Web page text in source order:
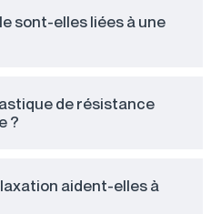
sont-elles liées à une
de résistance
?
aident-elles à